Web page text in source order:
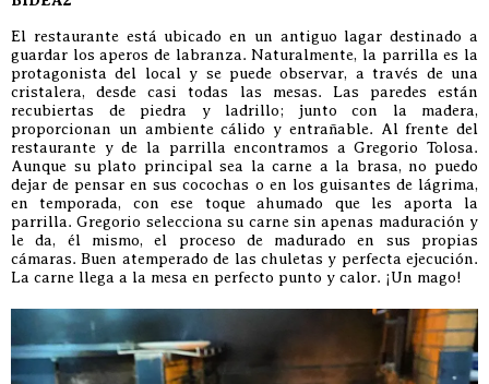
El restaurante está ubicado en un antiguo lagar destinado a
guardar los aperos de labranza. Naturalmente, la parrilla es la
protagonista del local y se puede observar, a través de una
cristalera, desde casi todas las mesas. Las paredes están
recubiertas de piedra y ladrillo; junto con la madera,
proporcionan un ambiente cálido y entrañable. Al frente del
restaurante y de la parrilla encontramos a Gregorio Tolosa.
Aunque su plato principal sea la carne a la brasa, no puedo
dejar de pensar en sus cocochas o en los guisantes de lágrima,
en temporada, con ese toque ahumado que les aporta la
parrilla. Gregorio selecciona su carne sin apenas maduración y
le da, él mismo, el proceso de madurado en sus propias
cámaras. Buen atemperado de las chuletas y perfecta ejecución.
La carne llega a la mesa en perfecto punto y calor. ¡Un mago!